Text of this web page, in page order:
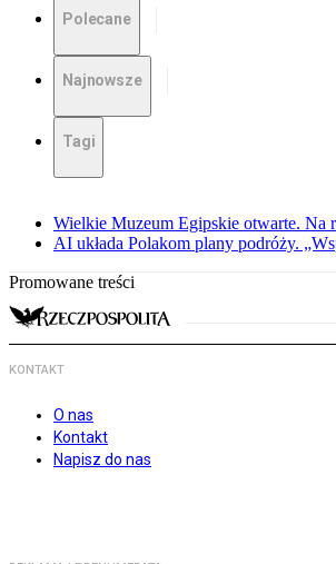
Polecane
Najnowsze
Tagi
Wielkie Muzeum Egipskie otwarte. Na
AI układa Polakom plany podróży.
Promowane treści
KONTAKT
O nas
Kontakt
Napisz do nas